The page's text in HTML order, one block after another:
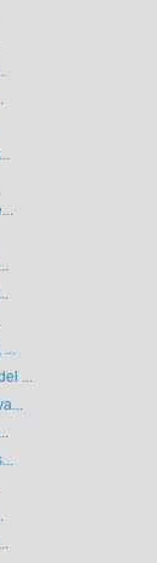
...
...